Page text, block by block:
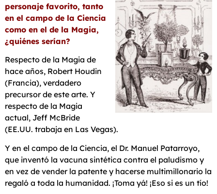
personaje favorito, tanto
en el campo de la Ciencia
como en el de la Magia,
¿quiénes serían?
Respecto de la Magia de
hace años, Robert Houdin
(Francia), verdadero
precursor de este arte. Y
respecto de la Magia
actual, Jeff McBride
(EE.UU. trabaja en Las Vegas).
Y en el campo de la Ciencia, el Dr. Manuel Patarroyo,
que inventó la vacuna sintética contra el paludismo y
en vez de vender la patente y hacerse multimillonario la
regaló a toda la humanidad. ¡Toma yá! ¡Eso si es un tío!